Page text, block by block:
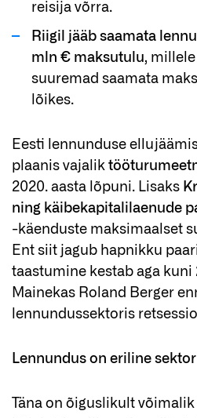
reisija võrra.
Riigil jääb saamata
mln € maksutulu,
suuremad saamata
lõikes.
Eesti lennunduse
plaanis vajalik t
2020. aasta lõpuni. Lisaks
ning käibekapitalilaenude
-käenduste maksimaalset
Ent siit jagub hapnikku
taastumine kestab aga kuni
Mainekas Roland Berger
lennundussektoris
Lennundus on eriline sektor
Täna on õiguslikult